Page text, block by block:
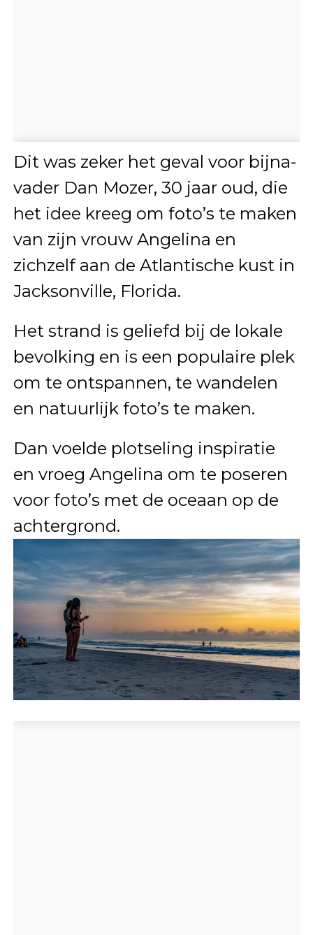
Dit was zeker het geval voor bijna-
vader Dan Mozer, 30 jaar oud, die
het idee kreeg om foto’s te maken
van zijn vrouw Angelina en
zichzelf aan de Atlantische kust in
Jacksonville, Florida.
Het strand is geliefd bij de lokale
bevolking en is een populaire plek
om te ontspannen, te wandelen
en natuurlijk foto’s te maken.
Dan voelde plotseling inspiratie
en vroeg Angelina om te poseren
voor foto’s met de oceaan op de
achtergrond.